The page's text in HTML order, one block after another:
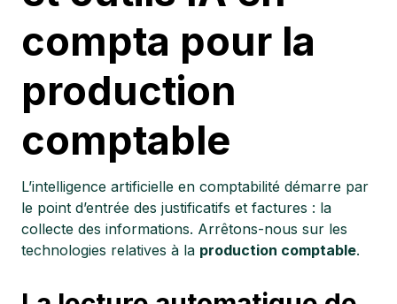
compta pour la
production
comptable
L’intelligence artificielle en comptabilité démarre par
le point d’entrée des justificatifs et factures : la
collecte des informations. Arrêtons-nous sur les
technologies relatives à la production comptable.